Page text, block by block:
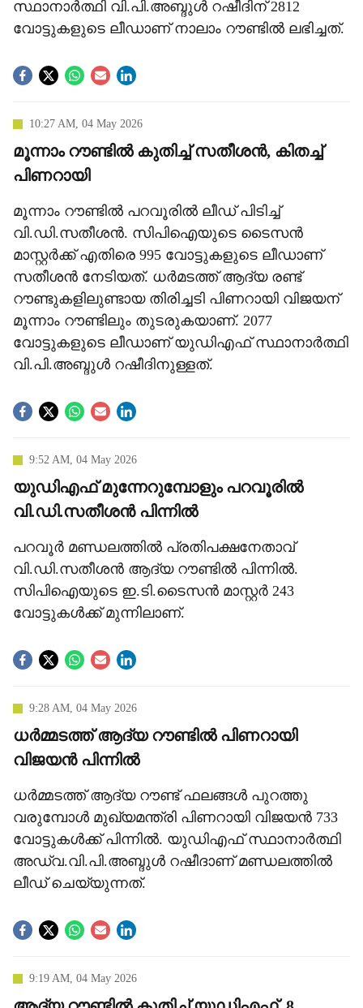
സ്ഥാനാര്‍ത്ഥി വി.പി.അബ്ദുള്‍ റഷീദിന് 2812
വോട്ടുകളുടെ ലീഡാണ് നാലാം റൗണ്ടില്‍ ലഭിച്ചത്.
10:27 AM, 04 May 2026
മൂന്നാം റൗണ്ടില്‍ കുതിച്ച് സതീശന്‍, കിതച്ച്
പിണറായി
മൂന്നാം റൗണ്ടില്‍ പറവൂരില്‍ ലീഡ് പിടിച്ച്
വി.ഡി.സതീശന്‍. സിപിഐയുടെ ടൈസന്‍
മാസ്റ്റര്‍ക്ക് എതിരെ 995 വോട്ടുകളുടെ ലീഡാണ്
സതീശന്‍ നേടിയത്. ധര്‍മടത്ത് ആദ്യ രണ്ട്
റൗണ്ടുകളിലുണ്ടായ തിരിച്ചടി പിണറായി വിജയന്
മൂന്നാം റൗണ്ടിലും തുടരുകയാണ്. 2077
വോട്ടുകളുടെ ലീഡാണ് യുഡിഎഫ് സ്ഥാനാര്‍ത്ഥി
വി.പി.അബ്ദുള്‍ റഷീദിനുള്ളത്.
9:52 AM, 04 May 2026
യുഡിഎഫ് മുന്നേറുമ്പോളും പറവൂരില്‍
വി.ഡി.സതീശന്‍ പിന്നില്‍
പറവൂര്‍ മണ്ഡലത്തില്‍ പ്രതിപക്ഷനേതാവ്
വി.ഡി.സതീശന്‍ ആദ്യ റൗണ്ടില്‍ പിന്നില്‍.
സിപിഐയുടെ ഇ.ടി.ടൈസന്‍ മാസ്റ്റര്‍ 243
വോട്ടുകള്‍ക്ക് മുന്നിലാണ്.
9:28 AM, 04 May 2026
ധര്‍മ്മടത്ത് ആദ്യ റൗണ്ടില്‍ പിണറായി
വിജയന്‍ പിന്നില്‍
ധര്‍മ്മടത്ത് ആദ്യ റൗണ്ട് ഫലങ്ങള്‍ പുറത്തു
വരുമ്പോള്‍ മുഖ്യമന്ത്രി പിണറായി വിജയന്‍ 733
വോട്ടുകള്‍ക്ക് പിന്നില്‍. യുഡിഎഫ് സ്ഥാനാര്‍ത്ഥി
അഡ്വ.വി.പി.അബ്ദുള്‍ റഷീദാണ് മണ്ഡലത്തില്‍
ലീഡ് ചെയ്യുന്നത്.
9:19 AM, 04 May 2026